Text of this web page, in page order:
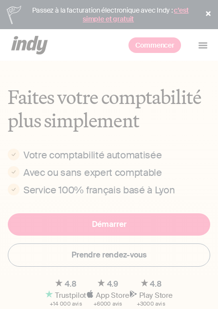
Passez à la facturation électronique avec Indy :c’est
simple et gratuit
Commencer
Faites votre comptabilité
plus simplement
Votre comptabilité automatisée
Avec ou sans expert comptable
Service 100% français basé à Lyon
Démarrer
Prendre rendez-vous
4.8
Trustpilot
+14 000 avis
4.9
App Store
+6000 avis
4.8
Play Store
+3000 avis